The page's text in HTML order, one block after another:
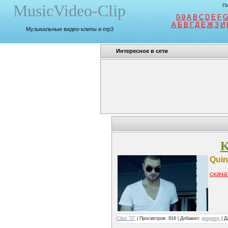
MusicVideo-Clip
Музыкальные видео-клипы и mp3
0-9 A B C D E F G
A Б В Г Д Е Ж З И
Интересное в сети
Clips "Q" | Просмотров: 916 | Добавил: gregorey |